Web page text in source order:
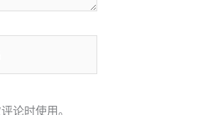
论时使用。